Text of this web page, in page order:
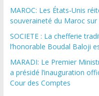
MAROC: Les États-Unis
souveraineté du Maroc sur
SOCIETE : La chefferie
l’honorable Boudal Baloji
MARADI: Le Premier
a présidé l’inauguration
Cour des Comptes